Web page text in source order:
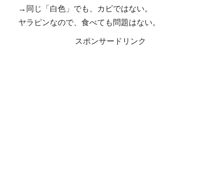
→同じ「白色」でも、カビではない。
ヤラピンなので、食べても問題はない。
スポンサードリンク